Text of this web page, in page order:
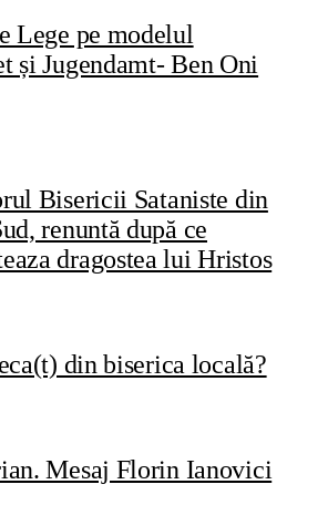
Lege pe modelul
și Jugendamt- Ben Oni
Bisericii Sataniste din
renuntă după ce
dragostea lui Hristos
din biserica locală?
Mesaj Florin Ianovici